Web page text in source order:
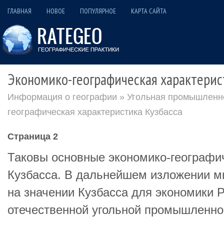
ГЛАВНАЯ НОВОЕ ПОПУЛЯРНОЕ КАРТА САЙТА
Экономико-географическая
Информация о географии » Угольная
географическая характеристика Кузбасса
Страница 2
Таковы основные экономико-
Кузбасса. В дальнейшем изложении
на значении Кузбасса для экономики
отечественной угольной